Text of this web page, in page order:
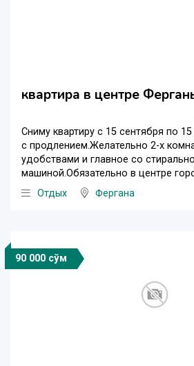
квартира в центре
Сниму квартиру с 15 сентября по
с продлением.Желательно 2-х
удобствами и главное со
машиной.Обязательно в центре
Отдых
Фергана
90 000 сўм